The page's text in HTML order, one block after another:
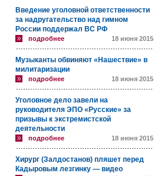
Введение уголовной ответственности
за надругательство над гимном
России поддержал ВС РФ
подробнее 18 июня 2015
Музыканты обвиняют «Нашествие» в
милитаризации
подробнее 18 июня 2015
Уголовное дело завели на
руководителя ЭПО «Русские» за
призывы к экстремистской
деятельности
подробнее 18 июня 2015
Хирург (Залдостанов) пляшет перед
Кадыровым лезгинку — видео